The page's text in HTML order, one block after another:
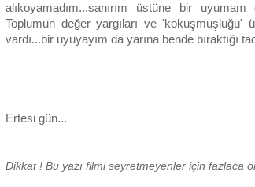
alıkoyamadım...sanırım üstüne bir
Toplumun değer yargıları ve 'kokuşmuşluğu'
vardı...bir uyuyayım da yarına bende bıraktığı
Ertesi gün...
Dikkat ! Bu yazı filmi seyretmeyenler için fazlaca